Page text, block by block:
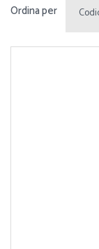
Ordina per